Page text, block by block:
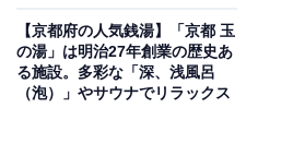
ム含有量を誇る天然温泉が自慢の
豊富なラドンと、湯の中のミネラ
重に温め、日頃の疲れを癒してく
【京都府の人気銭湯】「京都 玉
の湯」は明治27年創業の歴史あ
る施設。多彩な「深、浅風呂
（泡）」やサウナでリラックス